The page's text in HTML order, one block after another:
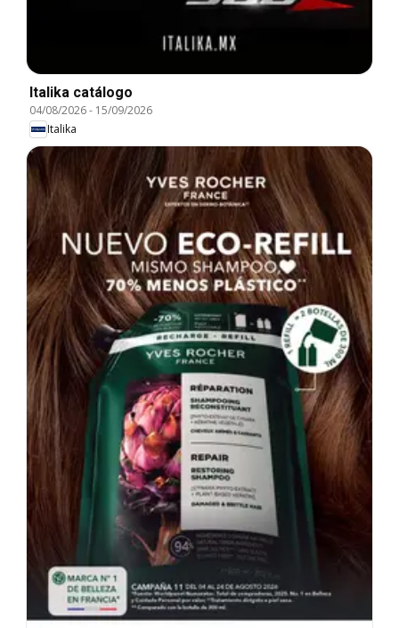
Italika catálogo
04/08/2026- 15/09/2026
Italika